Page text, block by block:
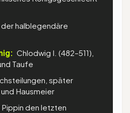
der halblegendäre
Chlodwig I. (482–511),
Taufe
später
Hausmeier
Pippin den letzten